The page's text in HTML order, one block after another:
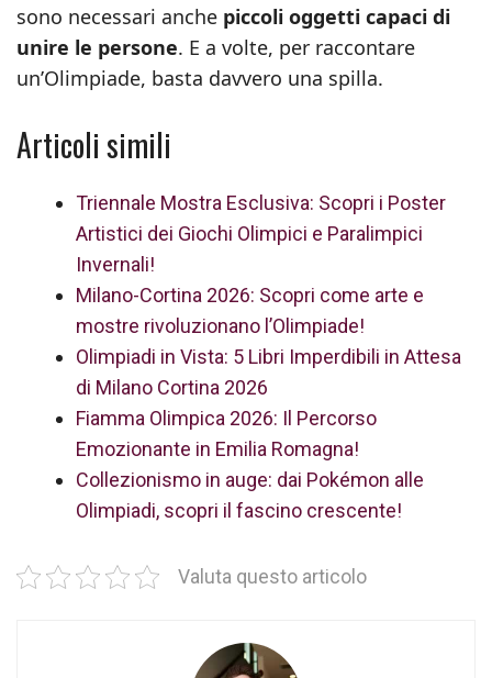
sono necessari anche piccoli oggetti capaci di
unire le persone. E a volte, per raccontare
un’Olimpiade, basta davvero una spilla.
Articoli simili
Triennale Mostra Esclusiva: Scopri i Poster
Artistici dei Giochi Olimpici e Paralimpici
Invernali!
Milano-Cortina 2026: Scopri come arte e
mostre rivoluzionano l’Olimpiade!
Olimpiadi in Vista: 5 Libri Imperdibili in Attesa
di Milano Cortina 2026
Fiamma Olimpica 2026: Il Percorso
Emozionante in Emilia Romagna!
Collezionismo in auge: dai Pokémon alle
Olimpiadi, scopri il fascino crescente!
Valuta questo articolo